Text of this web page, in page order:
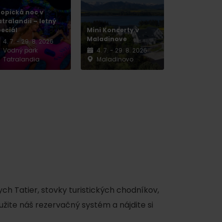
noc v
– letný
4. 7. - 29. 8. 2026
Vodný park
Tatralandia
Mini Koncerty v
Maladinove
4. 7. - 29. 8. 2026
Maladinovo
Tatier, stovky turistických chodníkov,
náš rezervačný systém a nájdite si